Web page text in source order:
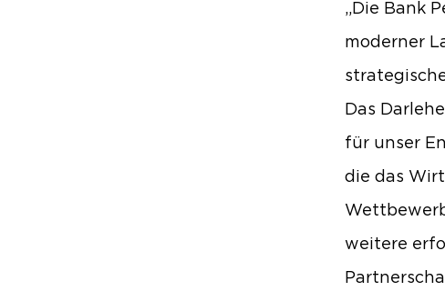
„Die Bank
moderner
Das
für unser
die das
weitere